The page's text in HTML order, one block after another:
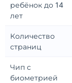
ребёнок до 14
лет
Количество
страниц
Чип с
биометрией